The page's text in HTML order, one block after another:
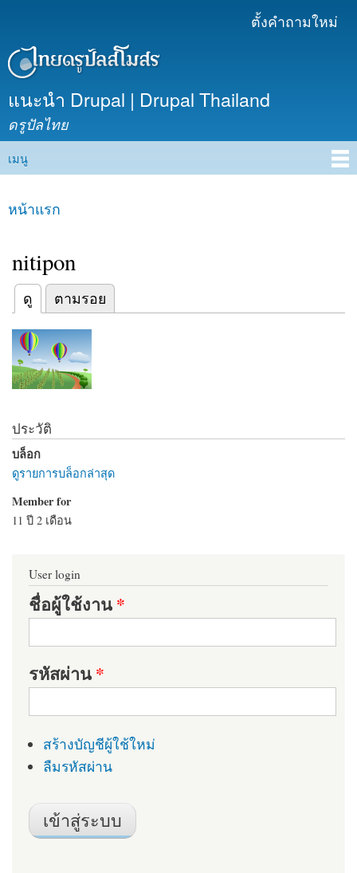
เนื้อหา
ตั้งคำถามใหม่
แนะนำ Drupal | Drupal Thailand
ดรูปัลไทย
Main menu
เมนู
คุณอยู่ที่นี่
หน้าแรก
nitipon
Primary tabs
ดู
(แท็บปัจจุบัน)ตามรอย
ประวัติ
บล็อก
ดูรายการบล็อกล่าสุด
Member for
11 ปี 2 เดือน
User login
ชื่อผู้ใช้งาน*
รหัสผ่าน*
สร้างบัญชีผู้ใช้ใหม่
ลืมรหัสผ่าน